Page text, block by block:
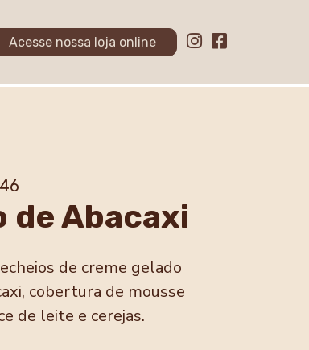
Acesse nossa loja online
de Abacaxi
de creme gelado
cobertura de mousse
de leite e cerejas.